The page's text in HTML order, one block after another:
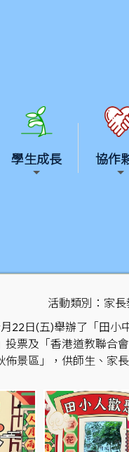
學生成長 協作
活動類別：家長
日(五)舉辦了「田小
票及「香港道教聯合
景區」，供師生、家